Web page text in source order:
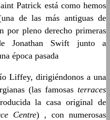
Patrick está como hemos
de las más antiguas de
por pleno derecho primeras
Jonathan Swift junto a
época pasada
Liffey, dirigiéndonos a una
(las famosas terraces
la casa original de
Centre) , con numerosas